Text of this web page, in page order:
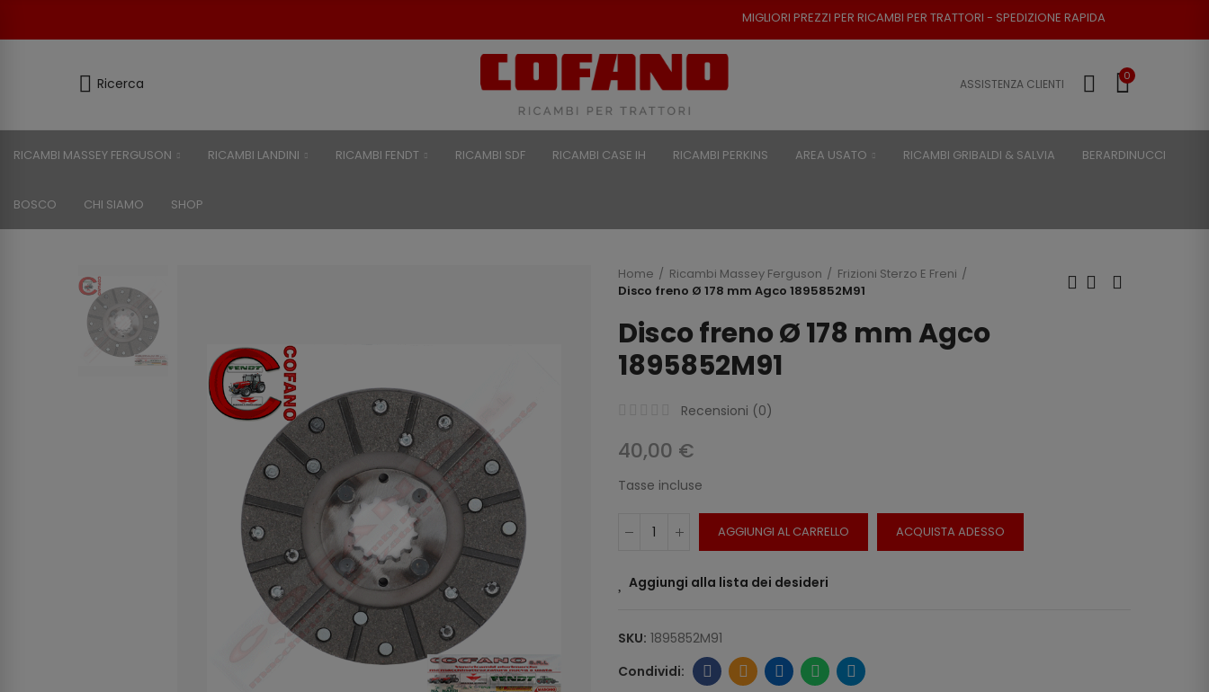
MIGLIORI PREZZI PER RICAMBI PER TRATTORI - SPEDIZIONE RAPIDA - RESO POSSIBILE
Ricerca ASSISTENZA CLIENTI
0
RICAMBI MASSEY FERGUSON RICAMBI LANDINI RICAMBI FENDT RICAMBI SDF RICAMBI CASE IH RICAMBI PERKINS AREA USATO RICAMBI GRIBALDI & SALVIA BERARDINUCCI
BOSCO CHI SIAMO SHOP
Home Ricambi Massey Ferguson
Frizioni Sterzo E Freni
Disco freno Ø 178 mm Agco 1895852M91
Disco freno Ø 178 mm Agco
1895852M91
Recensioni (0)
40,00 €
Tasse incluse
AGGIUNGI AL CARRELLO ACQUISTA ADESSO
Aggiungi alla lista dei desideri
SKU: 1895852M91